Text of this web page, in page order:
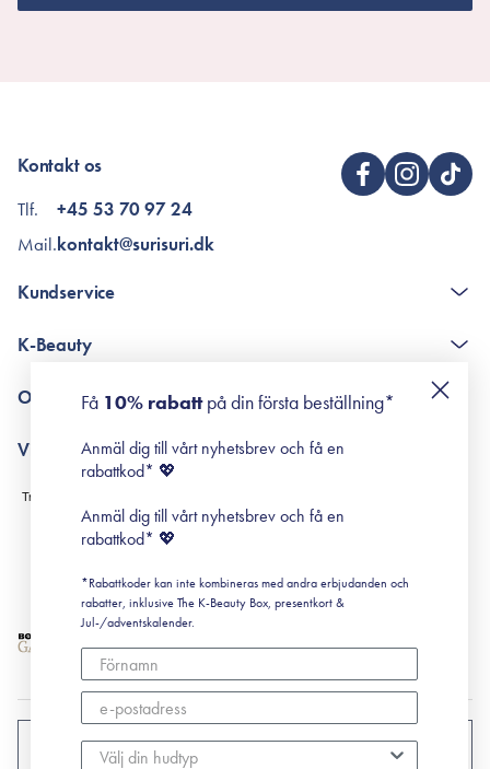
Kontakt os
Tlf.
Mail.
+45 53 70 97 24
kontakt@surisuri.dk
Kundservice
Poängshop - frågor och svar
K-Beauty
Retinol för nybörjare
Om Surisuri
Black Friday
Villkor
Leverans & Retur
Köpvillkor
Prenumerationsvillkor
Cookiepolicy
SVERIGE
Få 10% rabattpå din första beställning*
Anmäl dig till vårt nyhetsbrev och få en
rabattkod* 💖
Anmäl dig till vårt nyhetsbrev och få en
rabattkod* 💖
*Rabattkoder kan inte kombineras med andra erbjudanden och
rabatter, inklusive The K-Beauty Box, presentkort &
Jul-/adventskalender.